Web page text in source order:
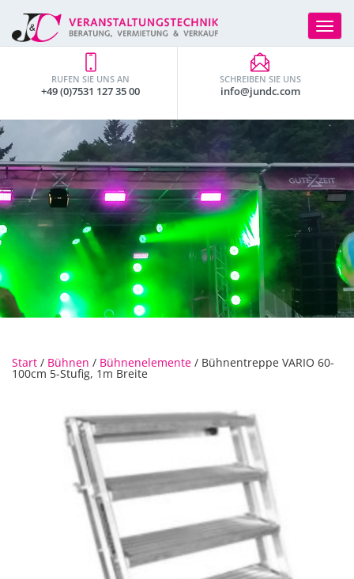
Toggle
SCHREIBEN SIE UNS
info@jundc.com
RUFEN SIE UNS AN
+49 (0)7531 127 35 00
Start / Bühnen / Bühnenelemente / Bühnentreppe VARIO 60-
100cm 5-Stufig, 1m Breite